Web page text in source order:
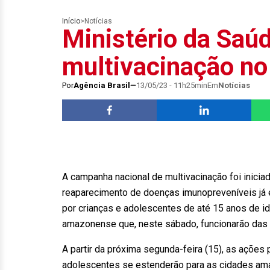
Início> Notícias
Ministério da
multivacinação
PorAgência Brasil 13/05/23 - 11h25minEmNotícias
A campanha nacional de multivacinação foi
reaparecimento de doenças imunopreveníveis
por crianças e adolescentes de até 15 anos de
amazonense que, neste sábado, funcionarão das
A partir da próxima segunda-feira (15), as
adolescentes se estenderão para as cidades